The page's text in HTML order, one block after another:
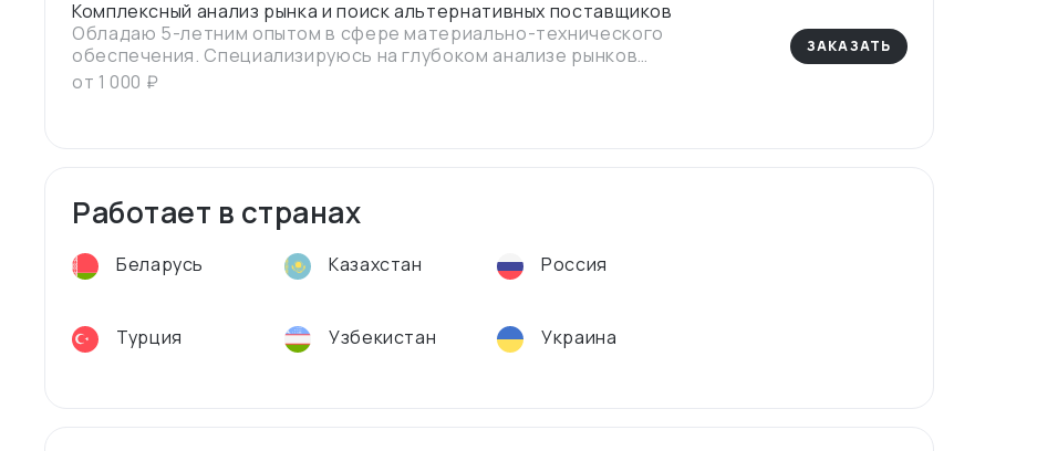
Комплексный анализ рынка и поиск альтернативных поставщиков
Обладаю 5-летним опытом в сфере материально-технического
обеспечения. Специализируюсь на глубоком анализе рынков
промышленного оборудования, нефтегазового сектора и электроники.
от 1 000 ₽
ЗАКАЗАТЬ
Работает в странах
Беларусь Казахстан Россия
Турция Узбекистан Украина